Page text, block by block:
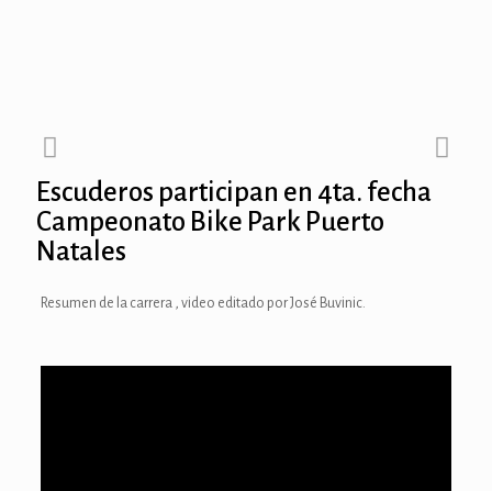
Escuderos participan en 4ta. fecha
Campeonato Bike Park Puerto
Natales
Resumen de la carrera , video editado por José Buvinic.